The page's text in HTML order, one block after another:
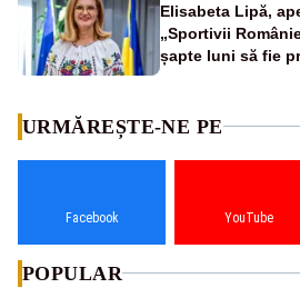
Elisabeta Lipă,
„Sportivii
șapte luni să fie
URMĂREȘTE-NE PE
Facebook YouTube
POPULAR